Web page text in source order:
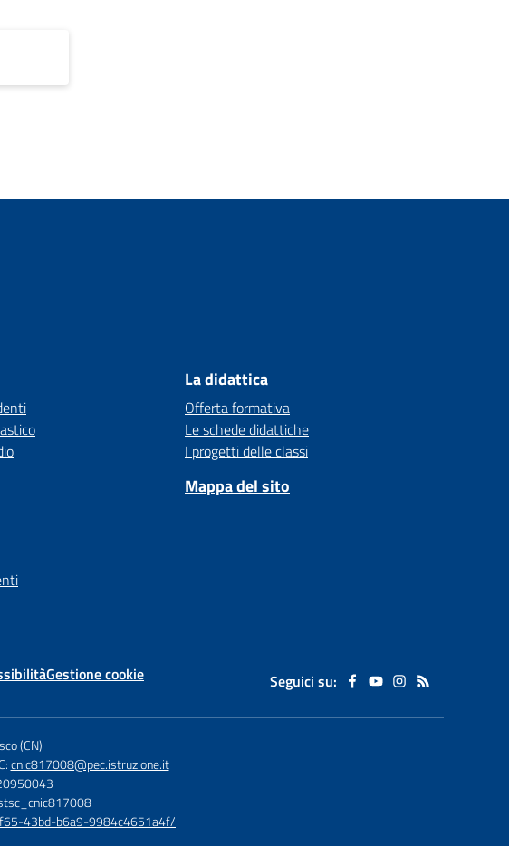
La didattica
Offerta formativa
Le schede didattiche
I progetti delle classi
Mappa del sito
Gestione cookie Seguici su:
(CN)
cnic817008@pec.istruzione.it
43bd-b6a9-9984c4651a4f/